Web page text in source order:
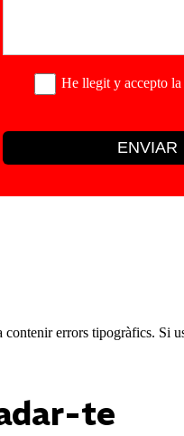
He llegit y accepto la
ENVIAR
errors tipogràfics. Si
te